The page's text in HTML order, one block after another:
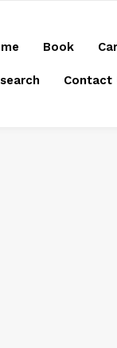
Book
Contact